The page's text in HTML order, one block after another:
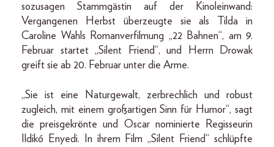
sozusagen Stammgästin auf der Kinoleinwand:
Vergangenen Herbst überzeugte sie als Tilda in
Caroline Wahls Romanverfilmung „22 Bahnen“, am 9.
Februar startet „Silent Friend“, und Herrn Drowak
greift sie ab 20. Februar unter die Arme.
„Sie ist eine Naturgewalt, zerbrechlich und robust
zugleich, mit einem großartigen Sinn für Humor“, sagt
die preisgekrönte und Oscar nominierte Regisseurin
Ildikó Enyedi. In ihrem Film „Silent Friend“ schlüpfte